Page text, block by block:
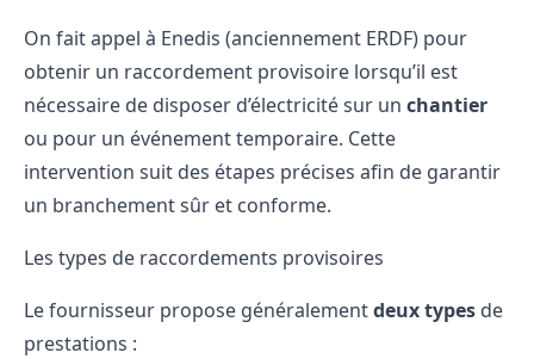
On fait appel à Enedis (anciennement ERDF) pour
obtenir un raccordement provisoire lorsqu’il est
nécessaire de disposer d’électricité sur un chantier
ou pour un événement temporaire. Cette
intervention suit des étapes précises afin de garantir
un branchement sûr et conforme.
Les types de raccordements provisoires
Le fournisseur propose généralementdeux types de
prestations :